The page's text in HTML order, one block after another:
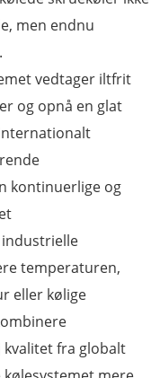
men endnu
vedtager iltfrit
og opnå en glat
kontinuerlige og
temperaturen,
eller kølige
fra globalt